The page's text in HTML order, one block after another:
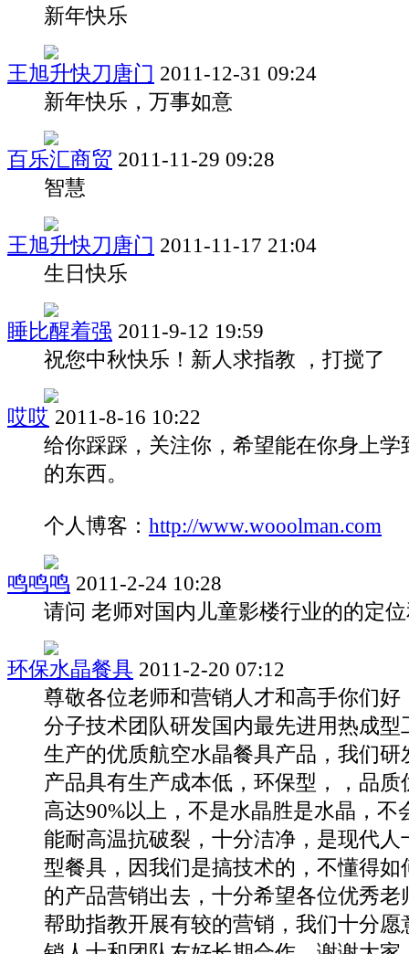
新年快乐
王旭升快刀唐门 2011-12-31 09:24
新年快乐，万事如意
百乐汇商贸 2011-11-29 09:28
智慧
王旭升快刀唐门 2011-11-17 21:04
生日快乐
睡比醒着强 2011-9-12 19:59
祝您中秋快乐！新人求指教 ，打搅了
哎哎 2011-8-16 10:22
给你踩踩，关注你，希望能在你身上学
的东西。
个人博客： http://www.wooolman.com
鸣鸣鸣 2011-2-24 10:28
请问 老师对国内儿童影楼行业的的定
环保水晶餐具 2011-2-20 07:12
尊敬各位老师和营销人才和高手你们好
分子技术团队研发国内最先进用热成型
生产的优质航空水晶餐具产品，我们研
产品具有生产成本低，环保型，，品质
高达90%以上，不是水晶胜是水晶，不
能耐高温抗破裂，十分洁净，是现代人
型餐具，因我们是搞技术的，不懂得如
的产品营销出去，十分希望各位优秀老
帮助指教开展有较的营销，我们十分愿